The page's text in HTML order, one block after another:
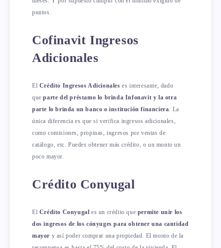
puntos.
Cofinavit Ingresos
Adicionales
El Crédito Ingresos Adicionales es interesante, dado
queparte del préstamo lo brinda Infonavit y la otra
parte lo brinda un banco o institución financiera. La
única diferencia es que si verifica ingresos adicionales,
como comisiones, propinas, ingresos por ventas de
catálogo, etc. Puedes obtener más crédito, o un monto un
poco mayor.
Crédito Conyugal
El Crédito Conyugal es un crédito que permite unir los
dos ingresos de los cónyuges para obtener una cantidad
mayor y así poder comprar una propiedad. El monto de la